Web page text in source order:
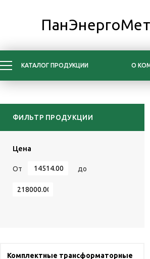
ПанЭнергоМет
КАТАЛОГ ПРОДУКЦИИ О
ФИЛЬТР ПРОДУКЦИИ
Цена
От до
Комплектные трансформаторные